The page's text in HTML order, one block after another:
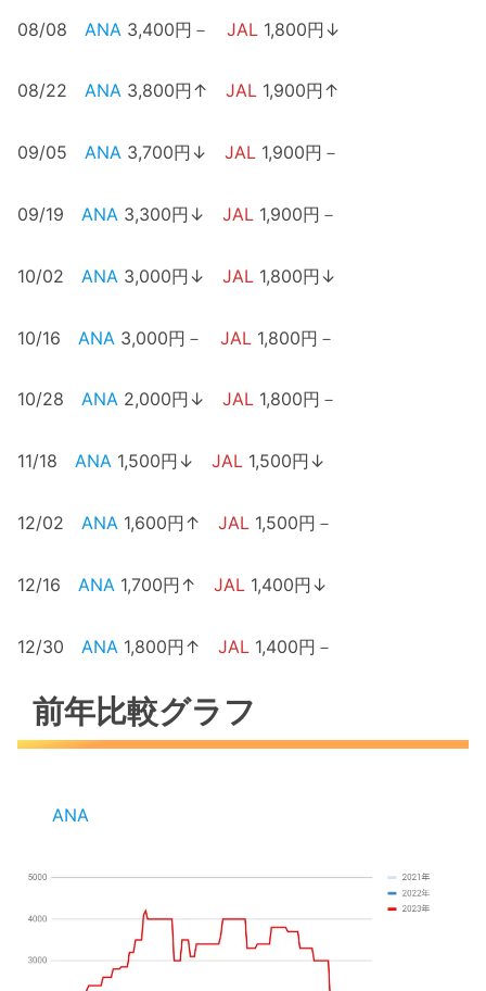
08/08 ANA 3,400円－ JAL 1,800円↓
08/22 ANA 3,800円↑ JAL 1,900円↑
09/05 ANA 3,700円↓ JAL 1,900円－
09/19 ANA 3,300円↓ JAL 1,900円－
10/02 ANA 3,000円↓ JAL 1,800円↓
10/16 ANA 3,000円－ JAL 1,800円－
10/28 ANA 2,000円↓ JAL 1,800円－
11/18 ANA 1,500円↓ JAL 1,500円↓
12/02 ANA 1,600円↑ JAL 1,500円－
12/16 ANA 1,700円↑ JAL 1,400円↓
12/30 ANA 1,800円↑ JAL 1,400円－
前年比較グラフ
ANA